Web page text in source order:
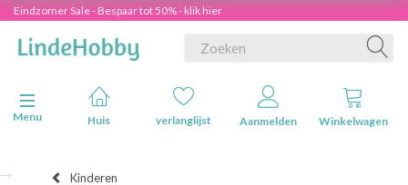
Eindzomer Sale - Bespaar tot 50% - klik hier
Navigatie in-/uitschakelen
Menu
Huis verlanglijst Aanmelden Winkelwagen
Kinderen